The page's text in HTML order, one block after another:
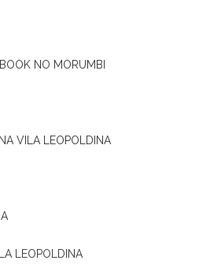
NO MORUMBI
VILA LEOPOLDINA
LEOPOLDINA